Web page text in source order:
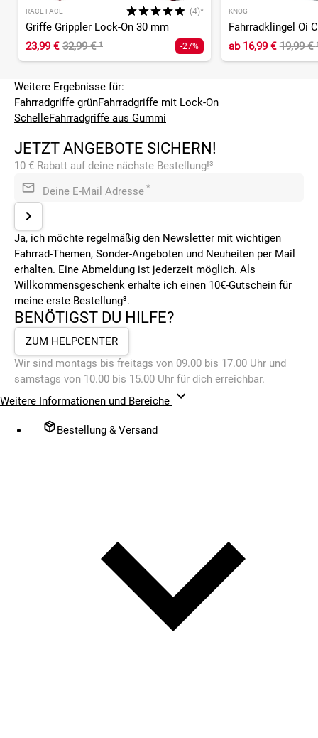
RACE FACE (4)*
Griffe Grippler Lock-On 30 mm
23,99 € 32,99 €¹ -27%
KNOG
Fahrradklingel Oi
ab16,99 € 19,99 €
Weitere Ergebnisse für:
Fahrradgriffe grünFahrradgriffe mit Lock-On
SchelleFahrradgriffe aus Gummi
JETZT ANGEBOTE SICHERN!
10 € Rabatt auf deine nächste Bestellung!³
Deine E-Mail Adresse *
Ja, ich möchte regelmäßig den Newsletter mit wichtigen
Fahrrad-Themen, Sonder-Angeboten und Neuheiten per Mail
erhalten. Eine Abmeldung ist jederzeit möglich. Als
Willkommensgeschenk erhalte ich einen 10€-Gutschein für
meine erste Bestellung³.
BENÖTIGST DU HILFE?
ZUM HELPCENTER
Wir sind montags bis freitags von 09.00 bis 17.00 Uhr und
samstags von 10.00 bis 15.00 Uhr für dich erreichbar.
Weitere Informationen und Bereiche
Bestellung & Versand